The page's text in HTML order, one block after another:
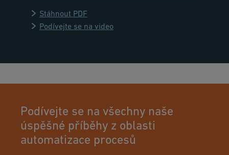
Stáhnout PDF
Podívejte se na video
Podívejte se na všechny naše
úspěšné příběhy z oblasti
automatizace procesů